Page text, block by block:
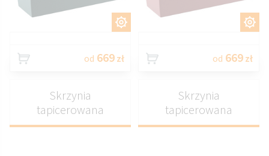
od 669 zł od 669 zł
Skrzynia
tapicerowana
Skrzynia
tapicerowana